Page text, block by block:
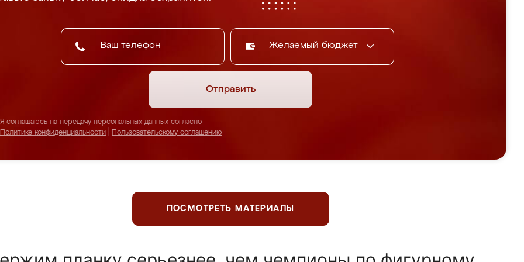
Желаемый бюджет
Отправить
Я соглашаюсь на передачу персональных данных согласно
Политике конфиденциальности
Пользовательскому соглашению
ПОСМОТРЕТЬ МАТЕРИАЛЫ